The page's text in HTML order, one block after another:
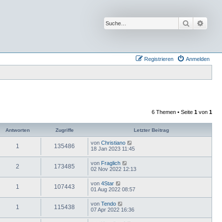
Suche
Anmelden
Registrieren
6 Themen • Seite 1 von 1
Antworten Zugriffe Letzter Beitrag
1 135486 von Christiano
18 Jan 2023 11:45
2 173485 von Fraglich
02 Nov 2022 12:13
1 107443 von 4Star
01 Aug 2022 08:57
1 115438 von Tendo
07 Apr 2022 16:36